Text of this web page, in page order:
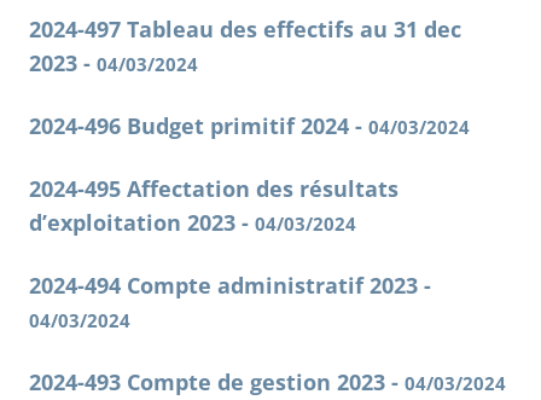
2024-497 Tableau des effectifs au 31 dec
2023 - 04/03/2024
2024-496 Budget primitif 2024 - 04/03/2024
2024-495 Affectation des résultats
d’exploitation 2023 - 04/03/2024
2024-494 Compte administratif 2023 -
04/03/2024
2024-493 Compte de gestion 2023 - 04/03/2024